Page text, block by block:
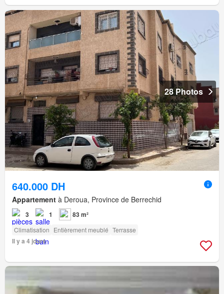
28 Photos
640.000 DH
Appartement à Deroua, Province de Berrechid
3 1 83 m²
Climatisation Entièrement meublé Terrasse
Il y a 4 jours